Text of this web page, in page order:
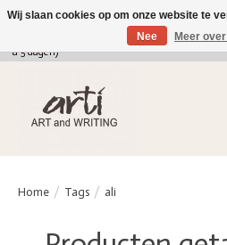
verkoop@arti-artandwriting.be/ +32 (0)471 41 82
a 5 dagen)
Home / Tags / ali
Wij slaan cookies op om onze website te
Nee
Meer